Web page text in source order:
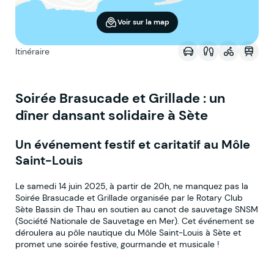
Voir sur la map
Itinéraire
Soirée Brasucade et Grillade : un
dîner dansant solidaire à Sète
Un événement festif et caritatif au Môle
Saint-Louis
Le samedi 14 juin 2025, à partir de 20h, ne manquez pas la
Soirée Brasucade et Grillade organisée par le Rotary Club
Sète Bassin de Thau en soutien au canot de sauvetage SNSM
(Société Nationale de Sauvetage en Mer). Cet événement se
déroulera au pôle nautique du Môle Saint-Louis à Sète et
promet une soirée festive, gourmande et musicale !